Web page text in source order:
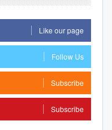
Like our page
Follow Us
Subscribe
Subscribe